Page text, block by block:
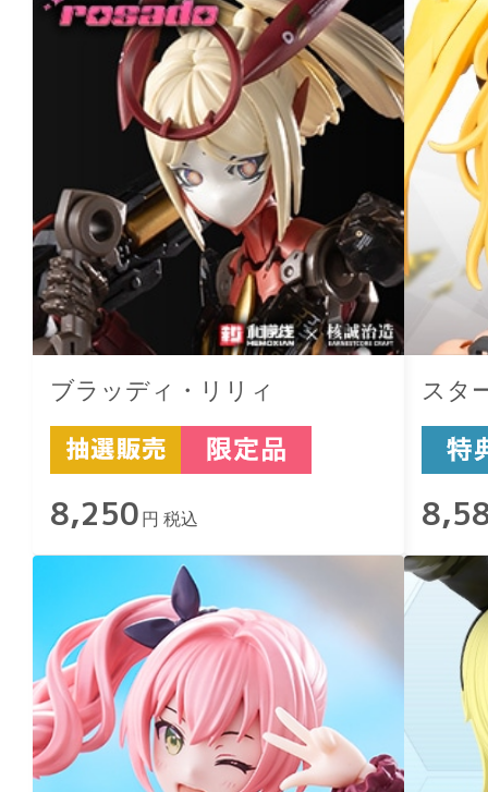
ブラッディ・リリィ
8,250 円 税込
スタ